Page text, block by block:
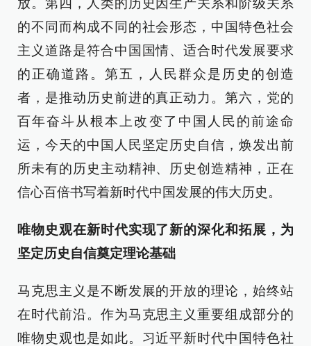
放。第四，人类的历史因生产关系和阶级关系
的不同而构成不同的社会形态，中国特色社会
主义道路是符合中国国情、适合时代发展要求
的正确道路。第五，人民群众是历史的创造
者，是推动历史前进的真正动力。第六，党的
百年奋斗从根本上改变了中国人民的前途命
运，今天的中国人民坚定历史自信，焕发出前
所未有的历史主动精神、历史创造精神，正在
信心百倍书写着新时代中国发展的伟大历史。
唯物史观在新时代实现了新的深化和拓展，为
坚定历史自信奠定理论基础
马克思主义是不断发展的开放的理论，始终站
在时代前沿。作为马克思主义重要组成部分的
唯物史观也是如此。习近平新时代中国特色社